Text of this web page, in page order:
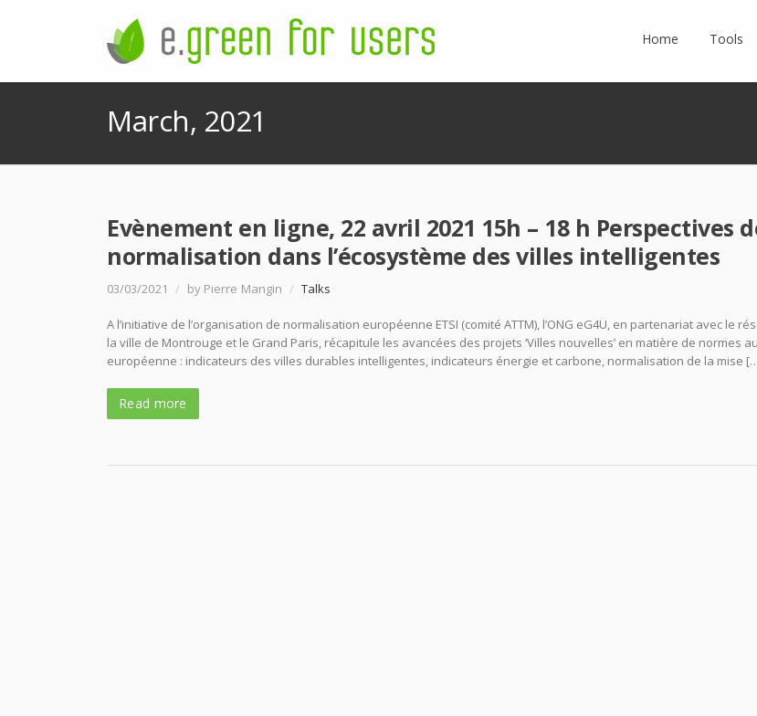
Home Tools
March, 2021
Evènement en ligne, 22 avril 2021 15h – 18 h Perspectives
normalisation dans l’écosystème des villes intelligentes
03/03/2021 / by Pierre Mangin / Talks
A l’initiative de l’organisation de normalisation européenne ETSI (comité ATTM), l’ONG eG4U, en partenariat avec le
la ville de Montrouge et le Grand Paris, récapitule les avancées des projets ‘Villes nouvelles’ en matière de normes
européenne : indicateurs des villes durables intelligentes, indicateurs énergie et carbone, normalisation de la mise
Read more